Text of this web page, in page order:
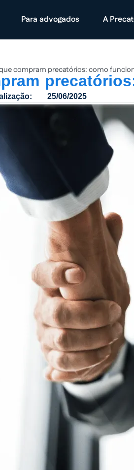
Para advogados A
compram precatórios: como
25/06/2025